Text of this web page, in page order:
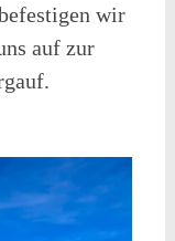
wir
auf zur